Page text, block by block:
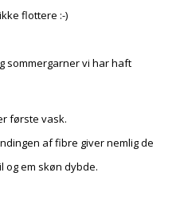
flottere :-)
sommergarner vi har haft
første vask.
af fibre giver nemlig de
og em skøn dybde.